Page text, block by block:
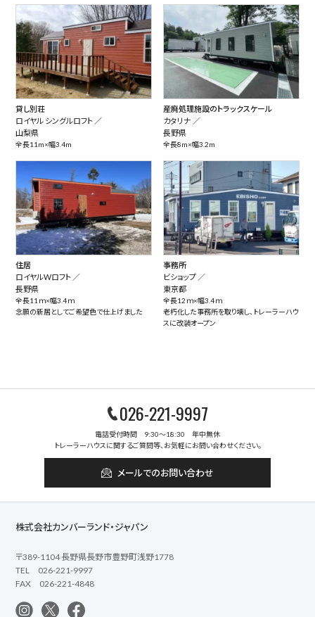
貸し別荘
ロイヤル シングルロフト ／
山梨県
全長11m×幅3.4m
産廃処理施設のトラックスケール
カタリナ ／
長野県
全長8m×幅3.2m
住居
ロイヤルWロフト ／
長野県
全長11ｍ×幅3.4ｍ
念願の新居としてご希望色で仕上げました
事務所
ビショップ ／
東京都
全長12ｍ×幅3.4ｍ
老朽化した事務所を取り壊し、トレーラーハウ
スに改装オープン
026-221-9997
電話受付時間 9:30～18:30 年中無休
トレーラーハウスに関するご質問等、お気軽にお問い合わせください。
メールでのお問い合わせ
株式会社カンバーランド・ジャパン
〒389-1104 長野県長野市豊野町浅野1778
TEL 026-221-9997
FAX 026-221-4848